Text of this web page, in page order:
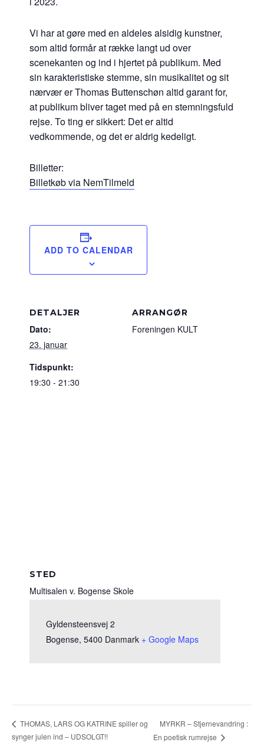
Vi har at gøre med en aldeles alsidig kunstner,
som altid formår at række langt ud over
scenekanten og ind i hjertet på publikum. Med
sin karakteristiske stemme, sin musikalitet og sit
nærvær er Thomas Buttenschøn altid garant for,
at publikum bliver taget med på en stemningsfuld
rejse. To ting er sikkert: Det er altid
vedkommende, og det er aldrig kedeligt.
Billetter:
Billetkøb via NemTilmeld
ADD TO CALENDAR
DETALJER
Dato:
23. januar
Tidspunkt:
19:30 - 21:30
ARRANGØR
Foreningen KULT
STED
Multisalen v. Bogense Skole
Gyldensteensvej 2
Bogense, 5400 Danmark + Google Maps
THOMAS, LARS OG KATRINE spiller og
synger julen ind – UDSOLGT!!
MYRKR – Stjernevandring :
En poetisk rumrejse